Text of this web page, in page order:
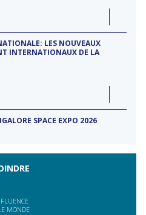
LES NOUVEAUX
INTERNATIONAUX DE LA
SPACE EXPO 2026
MONDE